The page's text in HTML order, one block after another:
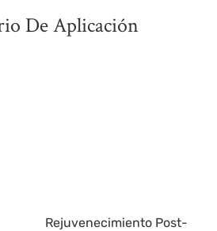
De Aplicación
Rejuvenecimiento Post-